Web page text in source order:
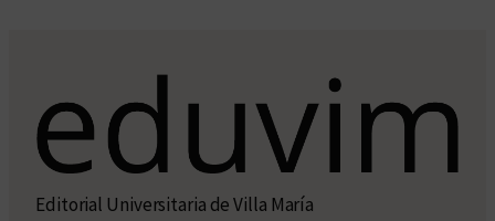
Editorial Universitaria de Villa María